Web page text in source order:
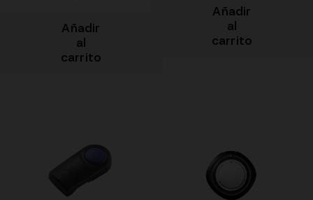
Añadir
al
carrito
Añadir
al
carrito